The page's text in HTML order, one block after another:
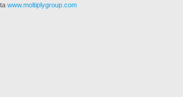
www.moltiplygroup.com